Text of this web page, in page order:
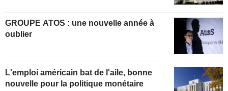
GROUPE ATOS : une nouvelle année à
oublier
L'emploi américain bat de l'aile, bonne
nouvelle pour la politique monétaire